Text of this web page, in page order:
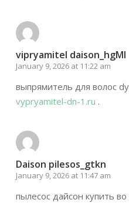
vipryamitel daison_hgMl
January 9, 2026 at 11:22 am
выпрямитель для волос
vypryamitel-dn-1.ru .
Daison pilesos_gtkn
January 9, 2026 at 11:47 am
пылесос дайсон купить